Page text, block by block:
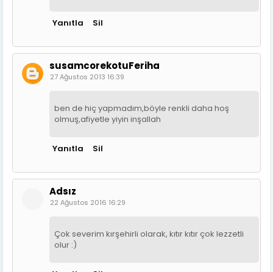
Yanıtla Sil
susamcorekotuFeriha
27 Ağustos 2013 16:39
ben de hiç yapmadım,böyle renkli daha hoş
olmuş,afiyetle yiyin inşallah
Yanıtla Sil
Adsız
22 Ağustos 2016 16:29
Çok severim kırşehirli olarak, kıtır kıtır çok lezzetli
olur :)